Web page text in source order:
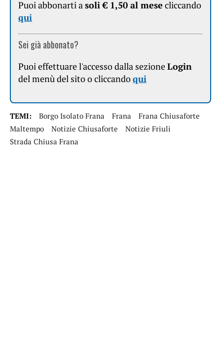
Puoi abbonarti asoli € 1,50 al mese cliccando
qui
Sei già abbonato?
Puoi effettuare l'accesso dalla sezioneLogin
del menù del sito o cliccandoqui
TEMI: Borgo Isolato Frana Frana
Frana Chiusaforte
Maltempo
Notizie Chiusaforte
Notizie Friuli
Strada Chiusa Frana